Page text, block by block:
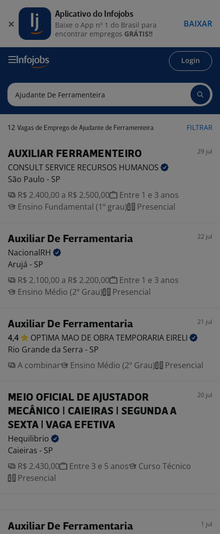
Login
12 Vagas de Emprego de Ajudante de Ferramenteira FILTRAR
AUXILIAR FERRAMENTEIRO 29 jul
CONSULT SERVICE RECURSOS HUMANOS
São Paulo - SP
R$ 2.400,00 a R$ 2.500,00
Entre 1 e 3 anos
Ensino Fundamental (1º grau)
Presencial
Auxiliar De Ferramentaria 22 jul
NacionalRH
Arujá - SP
R$ 2.100,00 a R$ 2.200,00
Entre 1 e 3 anos
Ensino Médio (2º Grau)
Presencial
Auxiliar De Ferramentaria 21 jul
4,4 OPTIMA MAO DE OBRA TEMPORARIA EIRELI
Rio Grande da Serra - SP
A combinar
Ensino Médio (2º Grau) Presencial
MEIO OFICIAL DE AJUSTADOR
MECÂNICO | CAIEIRAS | SEGUNDA A
SEXTA | VAGA EFETIVA
20 jul
Hequilibrio
Caieiras - SP
R$ 2.430,00
Entre 3 e 5 anos
Curso Técnico
Presencial
Auxiliar De Ferramentaria 1 jul
Aplicativo do Infojobs
Baixe o App nº 1 do Brasil para
encontrar empregos GRÁTIS!!
BAIXAR